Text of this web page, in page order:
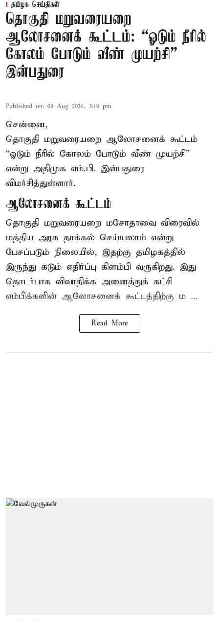
தமிழக செய்திகள்
தொகுதி மறுவரையறை
ஆலோசனைக் கூட்டம்: “ஓடும் நீரில்
கோலம் போடும் வீண் முயற்சி” –
இன்பதுரை
Published on: 08 Aug 2026, 3:10 pm
சென்னை,
தொகுதி மறுவரையறை ஆலோசனைக் கூட்டம்
“ஓடும் நீரில் கோலம் போடும் வீண் முயற்சி”
என்று அதிமுக எம்.பி. இன்பதுரை
விமர்சித்துள்ளார்.
ஆலோசனைக் கூட்டம்
தொகுதி மறுவரையறை மசோதாவை விரைவில்
மத்திய அரசு தாக்கல் செய்யலாம் என்று
பேசப்படும் நிலையில், இதற்கு தமிழகத்தில்
இருந்து கடும் எதிர்ப்பு கிளம்பி வருகிறது. இது
தொடர்பாக விவாதிக்க அனைத்துக் கட்சி
எம்பிக்களின் ஆலோசனைக் கூட்டத்திற்கு ம ...
Read More